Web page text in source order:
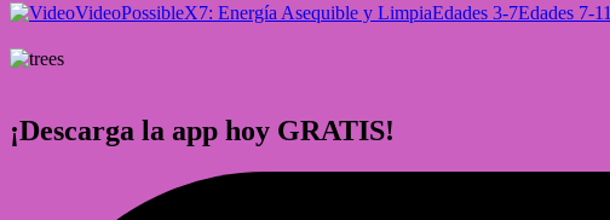
VideoPossibleX7: Energía Asequible y LimpiaEdades 3-7Edades 7-11
¡Descarga la app hoy GRATIS!